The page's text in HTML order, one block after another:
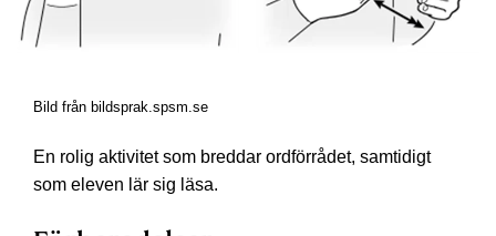
Bild från bildsprak.spsm.se
En rolig aktivitet som breddar ordförrådet, samtidigt
som eleven lär sig läsa.